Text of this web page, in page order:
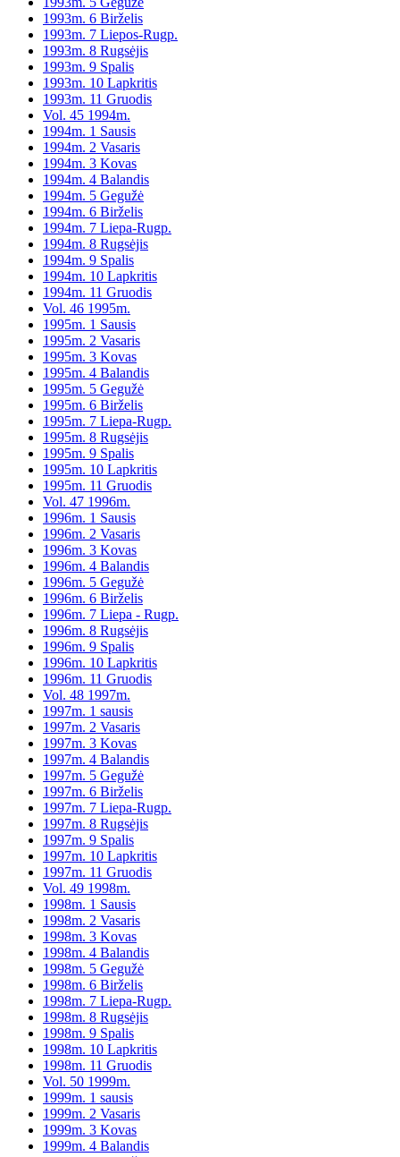
1993m. 6 Birželis
1993m. 7 Liepos-Rugp.
1993m. 8 Rugsėjis
1993m. 9 Spalis
1993m. 10 Lapkritis
1993m. 11 Gruodis
Vol. 45 1994m.
1994m. 1 Sausis
1994m. 2 Vasaris
1994m. 3 Kovas
1994m. 4 Balandis
1994m. 5 Gegužė
1994m. 6 Birželis
1994m. 7 Liepa-Rugp.
1994m. 8 Rugsėjis
1994m. 9 Spalis
1994m. 10 Lapkritis
1994m. 11 Gruodis
Vol. 46 1995m.
1995m. 1 Sausis
1995m. 2 Vasaris
1995m. 3 Kovas
1995m. 4 Balandis
1995m. 5 Gegužė
1995m. 6 Birželis
1995m. 7 Liepa-Rugp.
1995m. 8 Rugsėjis
1995m. 9 Spalis
1995m. 10 Lapkritis
1995m. 11 Gruodis
Vol. 47 1996m.
1996m. 1 Sausis
1996m. 2 Vasaris
1996m. 3 Kovas
1996m. 4 Balandis
1996m. 5 Gegužė
1996m. 6 Birželis
1996m. 7 Liepa - Rugp.
1996m. 8 Rugsėjis
1996m. 9 Spalis
1996m. 10 Lapkritis
1996m. 11 Gruodis
Vol. 48 1997m.
1997m. 1 sausis
1997m. 2 Vasaris
1997m. 3 Kovas
1997m. 4 Balandis
1997m. 5 Gegužė
1997m. 6 Birželis
1997m. 7 Liepa-Rugp.
1997m. 8 Rugsėjis
1997m. 9 Spalis
1997m. 10 Lapkritis
1997m. 11 Gruodis
Vol. 49 1998m.
1998m. 1 Sausis
1998m. 2 Vasaris
1998m. 3 Kovas
1998m. 4 Balandis
1998m. 5 Gegužė
1998m. 6 Birželis
1998m. 7 Liepa-Rugp.
1998m. 8 Rugsėjis
1998m. 9 Spalis
1998m. 10 Lapkritis
1998m. 11 Gruodis
Vol. 50 1999m.
1999m. 1 sausis
1999m. 2 Vasaris
1999m. 3 Kovas
1999m. 4 Balandis